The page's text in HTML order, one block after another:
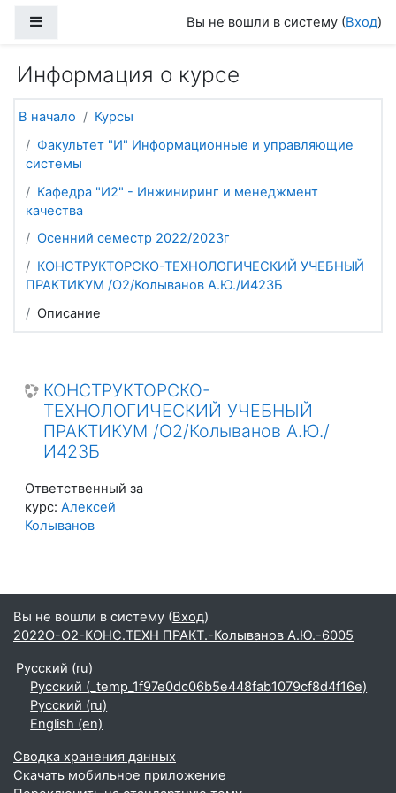
Вы не вошли в систему (Вход)
Информация о курсе
В начало
Курсы
Факультет "И" Информационные и управляющие
системы
Кафедра "И2" - Инжиниринг и менеджмент
качества
Осенний семестр 2022/2023г
КОНСТРУКТОРСКО-ТЕХНОЛОГИЧЕСКИЙ УЧЕБНЫЙ
ПРАКТИКУМ /О2/Колыванов А.Ю./И423Б
Описание
КОНСТРУКТОРСКО-
ТЕХНОЛОГИЧЕСКИЙ УЧЕБНЫЙ
ПРАКТИКУМ /О2/Колыванов А.Ю./
И423Б
Ответственный за
курс: Алексей
Колыванов
Вы не вошли в систему (Вход)
2022О-О2-КОНС.ТЕХН ПРАКТ.-Колыванов А.Ю.-6005
Русский ‎(ru)‎
Русский ‎(_temp_1f97e0dc06b5e448fab1079cf8d4f16e)‎
Русский ‎(ru)‎
English ‎(en)‎
Сводка хранения данных
Скачать мобильное приложение